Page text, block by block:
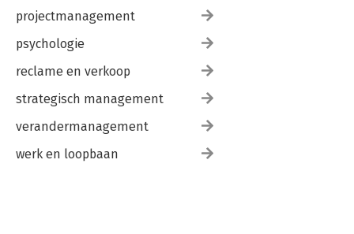
projectmanagement
psychologie
reclame en verkoop
strategisch management
verandermanagement
werk en loopbaan